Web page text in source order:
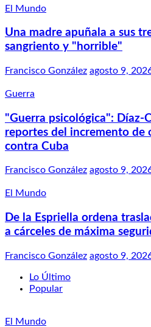
El Mundo
Una madre apuñala a sus
sangriento y "horrible"
Francisco González agosto 9,
Guerra
"Guerra psicológica": Díaz-
reportes del incremento de
contra Cuba
Francisco González agosto 9,
El Mundo
De la Espriella ordena
a cárceles de máxima
Francisco González agosto 9,
Lo Último
Popular
El Mundo